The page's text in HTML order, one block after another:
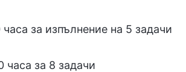
часа за изпълнение на 5 задачи
часа за 8 задачи